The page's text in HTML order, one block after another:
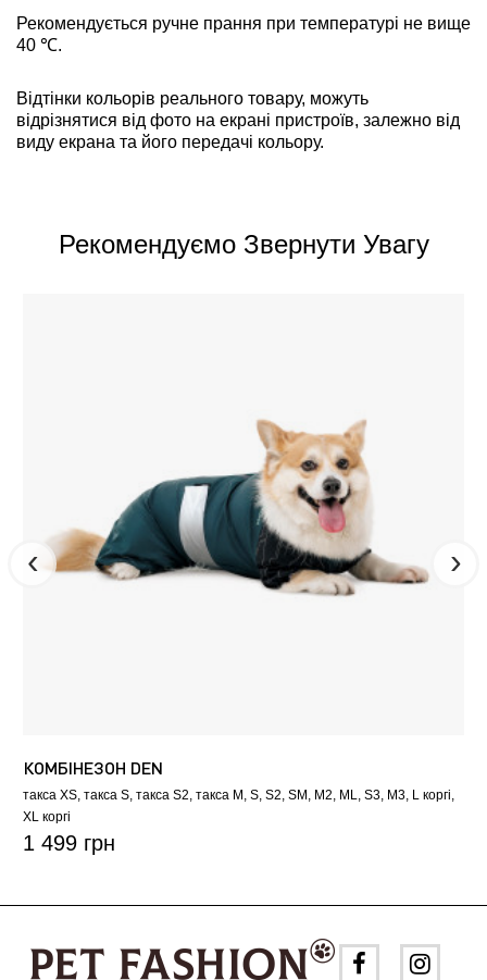
Рекомендується ручне прання при температурі не вище
40 ℃.
Відтінки кольорів реального товару, можуть
відрізнятися від фото на екрані пристроїв, залежно від
виду екрана та його передачі кольору.
Рекомендуємо Звернути Увагу
КОМБІНЕЗОН DEN
такса XS такса S такса S2 такса M S S2 SM M2 ML S3 M3 L коргі
XL коргі
1 499 грн